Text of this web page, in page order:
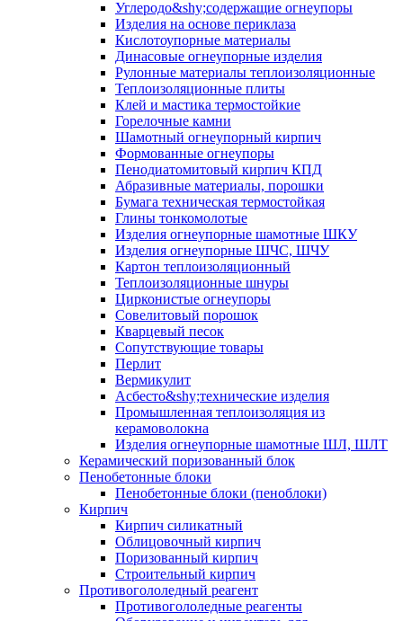
Углеродо&shy;содержащие огнеупоры
Изделия на основе периклаза
Кислотоупорные материалы
Динасовые огнеупорные изделия
Рулонные материалы теплоизоляционные
Тепло­изоляционные плиты
Клей и мастика термостойкие
Горелочные камни
Шамотный огнеупорный кирпич
Формованные огнеупоры
Пенодиатомитовый кирпич КПД
Абразивные материалы, порошки
Бумага техническая термостойкая
Глины тонкомолотые
Изделия огнеупорные шамотные ШКУ
Изделия огнеупорные ШЧС, ШЧУ
Картон теплоизоляционный
Теплоизоляционные шнуры
Цирконистые огнеупоры
Совелитовый порошок
Кварцевый песок
Сопутствующие товары
Перлит
Вермикулит
Асбесто&shy;технические изделия
Промышленная теплоизоляция из
керамоволокна
Изделия огнеупорные шамотные ШЛ, ШЛТ
Керамический поризованный блок
Пенобетонные блоки
Пенобетонные блоки (пеноблоки)
Кирпич
Кирпич силикатный
Облицовочный кирпич
Поризованный кирпич
Строительный кирпич
Противогололедный реагент
Противогололедные реагенты